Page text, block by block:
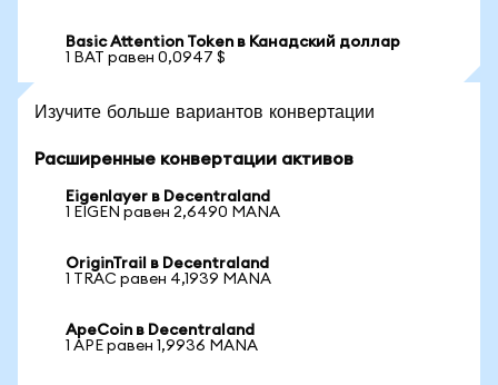
Basic Attention Token в Канадский доллар
1 BAT равен 0,0947 $
Изучите больше вариантов конвертации
Расширенные конвертации активов
Eigenlayer в Decentraland
1 EIGEN равен 2,6490 MANA
OriginTrail в Decentraland
1 TRAC равен 4,1939 MANA
ApeCoin в Decentraland
1 APE равен 1,9936 MANA